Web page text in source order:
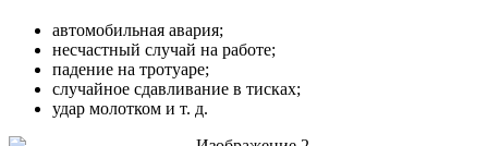
автомобильная авария;
несчастный случай на работе;
падение на тротуаре;
случайное сдавливание в тисках;
удар молотком и т. д.